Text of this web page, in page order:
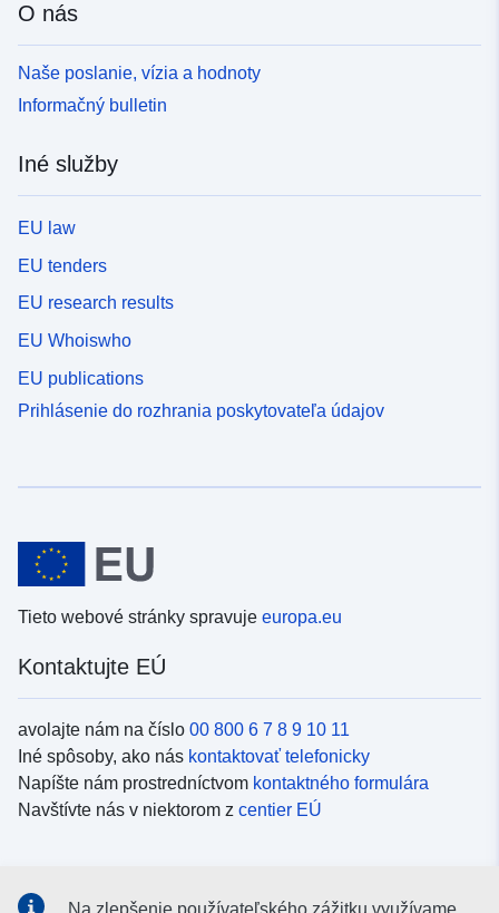
O nás
Naše poslanie, vízia a hodnoty
Informačný bulletin
Iné služby
EU law
EU tenders
EU research results
EU Whoiswho
EU publications
Prihlásenie do rozhrania poskytovateľa údajov
Tieto webové stránky spravuje europa.eu
Kontaktujte EÚ
avolajte nám na číslo 00 800 6 7 8 9 10 11
Iné spôsoby, ako nás kontaktovať telefonicky
Napíšte nám prostredníctvom kontaktného formulára
Navštívte nás v niektorom z centier EÚ
Na zlepšenie používateľského zážitku využívame